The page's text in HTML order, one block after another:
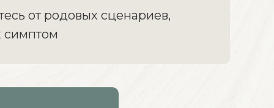
от родовых сценариев,